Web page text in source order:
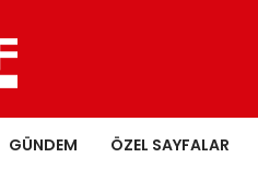
GÜNDEM ÖZEL SAYFALAR